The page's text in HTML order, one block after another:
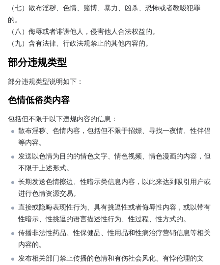
（七）散布淫秽、色情、赌博、暴力、凶杀、恐怖或者教唆犯罪
的。
（八）侮辱或者诽谤他人，侵害他人合法权益的。
（九）含有法律、行政法规禁止的其他内容的。
部分违规类型
部分违规类型说明如下：
色情低俗类内容
包括但不限于以下违规内容的信息：
散布淫秽、色情内容，包括但不限于招嫖、寻找一夜情、性伴侣
等内容。
发送以色情为目的的情色文字、情色视频、情色漫画的内容，但
不限于上述形式。
长期发送色情擦边、性暗示类信息内容，以此来达到吸引用户或
进行色情资源交易。
直接或隐晦表现性行为、具有挑逗性或者侮辱性内容，或以带有
性暗示、性挑逗的语言描述性行为、性过程、性方式的。
传播非法性药品、性保健品、性用品和性病治疗营销信息等相关
内容的。
发布相关部门禁止传播的色情和有伤社会风化、有悖伦理的文